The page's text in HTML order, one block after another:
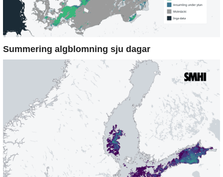
Summering algblomning sju dagar